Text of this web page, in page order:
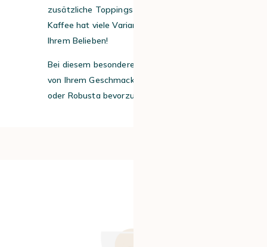
zusätzliche Toppings hinzufügen: Dieser
Kaffee hat viele Varianten, ganz nach
Ihrem Belieben!
Bei diesem besonderen Kaffee hängt es
von Ihrem Geschmack ab, ob Sie Arabica
oder Robusta bevorzugen.